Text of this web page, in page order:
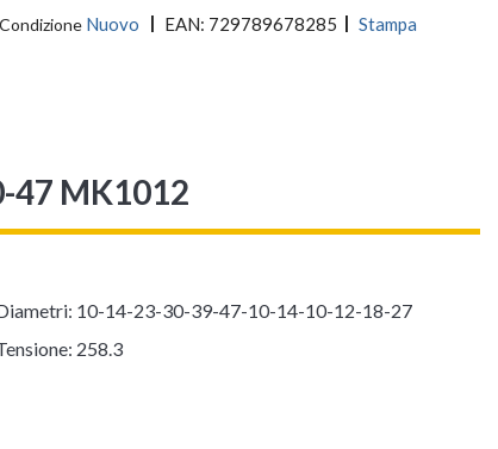
Condizione Nuovo EAN: 729789678285 Stampa
47 MK1012
10-14-23-30-39-47-10-14-10-12-18-27
258.3